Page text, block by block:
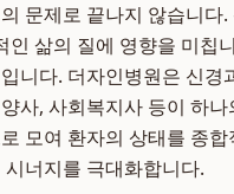
문제로 끝나지 않습니
인 삶의 질에 영향을 미
니다. 더자인병원은 신
사, 사회복지사 등이 하
모여 환자의 상태를 종
너지를 극대화합니다.